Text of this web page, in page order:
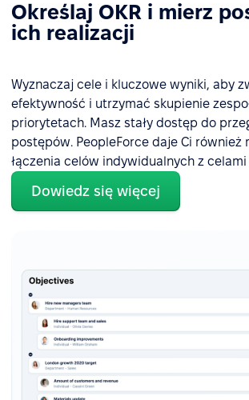
Określaj OKR i mierz
ich realizacji
Wyznaczaj cele i kluczowe wyniki, aby
efektywność i utrzymać skupienie
priorytetach. Masz stały dostęp do
postępów. PeopleForce daje Ci również
łączenia celów indywidualnych z celami
Dowiedz się więcej